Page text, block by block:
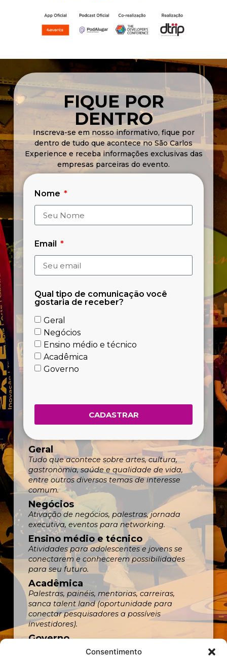
Consentimento
FIQUE POR
DENTRO
Inscreva-se em nosso informativo, fique por
dentro de tudo que acontece no São Carlos
Experience e receba informações exclusivas das
empresas parceiras do evento.
Geral
Tudo que acontece sobre artes, cultura,
gastronomia, saúde e qualidade de vida,
entre outros diversos temas de interesse
comum.
Negócios
Ativação de negócios, palestras, jornada
executiva, eventos para networking.
Ensino médio e técnico
Atividades para adolescentes e jovens se
conectarem e conhecerem possibilidades
para seu futuro.
Acadêmica
Palestras, painéis, mentorias, carreiras,
sanca talent land (oportunidade para
conectar pesquisadores a possíveis
investidores).
Governo
Atividades sobre soluções e tecnologias para
Nome
Email
Qual tipo de comunicação você
gostaria de receber?
Geral
Negócios
Ensino médio e técnico
Acadêmica
Governo
CADASTRAR